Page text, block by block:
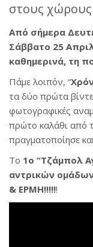
στους
Από σήμερα
Σάββατο 25
καθημερινά, τη
Πάμε λοιπόν, “
τα δύο πρώτα
φωτογραφικές
πρώτο καλάθι από
πραγματοποίησε
Το 1ο “Τζάμπολ
αντρικών
& ΕΡΜΗ!!!!!!